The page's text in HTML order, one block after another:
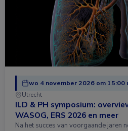
wo 4 november 2026 om 15:00
Utrecht
ILD & PH symposium:
WASOG, ERS 2026 en meer
Na het succes van voorgaande jaren